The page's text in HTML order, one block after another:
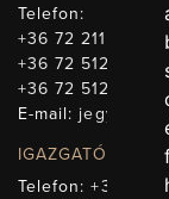
Telefon:
+36 72 211-965
+36 72 512-669
+36 72 512-675
E-mail:
IGAZGATÓSÁG,
Telefon:+36 72